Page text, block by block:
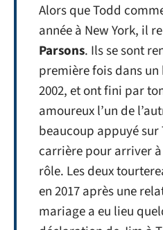
Alors que Todd
année à New York, il
Parsons. Ils se sont
première fois dans
2002, et ont fini par
amoureux l’un de
beaucoup appuyé
carrière pour arriver
rôle. Les deux
en 2017 après une
mariage a eu lieu